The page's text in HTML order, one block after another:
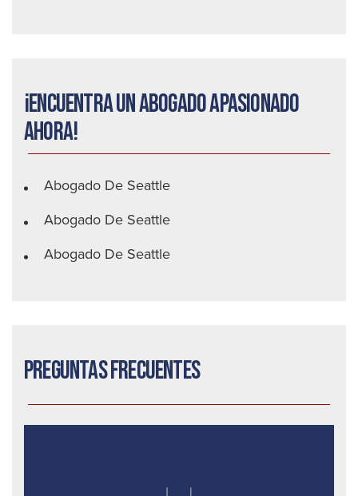
¡Encuentra un abogado apasionado
ahora!
Abogado De Seattle
Abogado De Seattle
Abogado De Seattle
Preguntas frecuentes